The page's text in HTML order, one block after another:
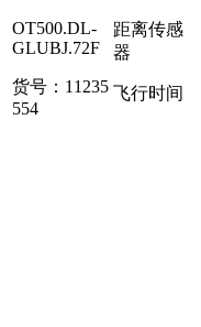
OT500.DL-
GLUBJ.72F
货号：11235
554
距离传感
器
飞行时间